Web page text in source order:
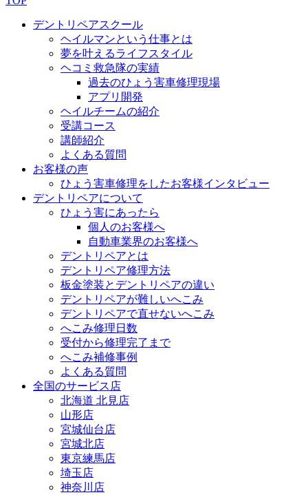
デントリペアスクール
ヘイルマンという仕事とは
夢を叶えるライフスタイル
ヘコミ救急隊の実績
過去のひょう害車修理現場
アプリ開発
ヘイルチームの紹介
受講コース
講師紹介
よくある質問
お客様の声
ひょう害車修理をしたお客様インタビュー
デントリペアについて
ひょう害にあったら
個人のお客様へ
自動車業界のお客様へ
デントリペアとは
デントリペア修理方法
板金塗装とデントリペアの違い
デントリペアが難しいへこみ
デントリペアで直せないへこみ
へこみ修理日数
受付から修理完了まで
へこみ補修事例
よくある質問
全国のサービス店
北海道 北見店
山形店
宮城仙台店
宮城北店
東京練馬店
埼玉店
神奈川店